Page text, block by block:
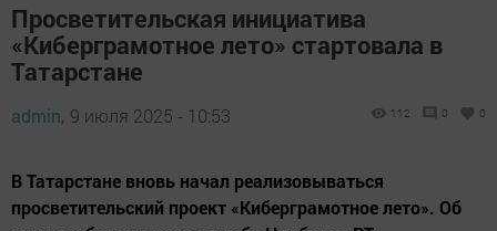
Просветительская инициатива
«Киберграмотное лето» стартовала в
Татарстане
admin, 9 июля 2025 - 10:53 112 0 0
В Татарстане вновь начал реализовываться
просветительский проект «Киберграмотное лето». Об